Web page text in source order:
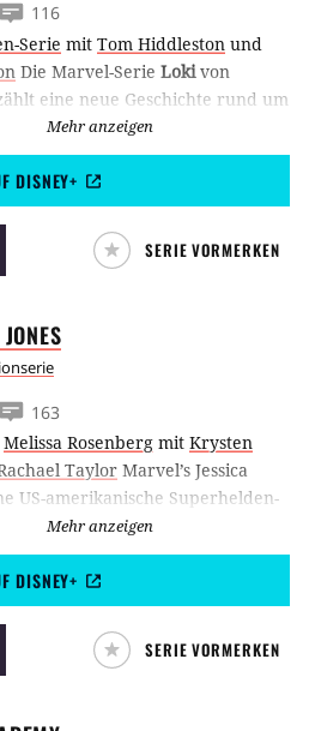
116
Serie mit Tom Hiddleston und
Die Marvel-Serie Lokivon
eine neue Geschichte rund um
den Bruder von Thor,
Zeitlinien reist. Die
nach den Ereignissen aus
Mehr anzeigen
DISNEY+
SERIE VORMERKEN
JONES
163
Melissa Rosenberg mit Krysten
Taylor Marvel’s Jessica
US-amerikanische Superhelden-
Hause Netflix, die von Melissa
kreiert wurde. Krysten Ritter
titelgebende Superheldin, die
in New York City ihren
verdient und eines Tages von
Vergangenheit eingeholt
Mehr anzeigen
DISNEY+
SERIE VORMERKEN